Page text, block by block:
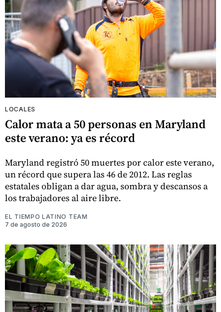
LOCALES
Calor mata a 50 personas en Maryland
este verano: ya es récord
Maryland registró 50 muertes por calor este verano,
un récord que supera las 46 de 2012. Las reglas
estatales obligan a dar agua, sombra y descansos a
los trabajadores al aire libre.
EL TIEMPO LATINO TEAM
7 de agosto de 2026